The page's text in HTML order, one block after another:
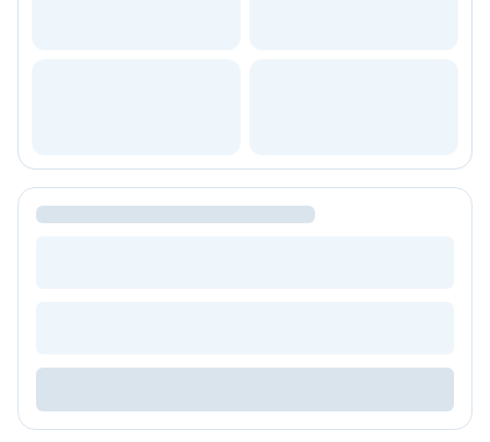
Ceai
Bacanie
BLACK FRIDAY
Contact
Livrare
Termeni si conditii